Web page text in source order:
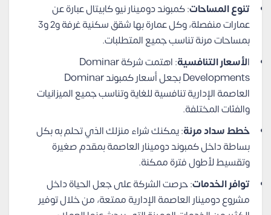
تنوع المساحات: كمبوند دومينار نيو كابيتال عبارة عن
عمارات منفصلة، وكل عمارة بها شقق سكنية غرفة و2 و3
بمساحات مرنة تناسب جميع المتطلبات.
الأسعار التنافسية
: اهتمت شركة Dominar
Developments بجعل أسعار كمبوند Dominar
العاصمة الإدارية تنافسية للغاية وتناسب جميع الميزانيات
والفئات المختلفة.
خطط سداد مرنة: يمكنك شراء منزلك الذي تحلم به بكل
بساطة داخل كمبوند دومينار العاصمة بمقدم صغيرة
وتقسيط لأطول فترة ممكنة.
توافر الخدمات: حرصت الشركة على جعل الحياة داخل
مشروع دومينار العاصمة الإدارية ممتعة، من خلال توفير